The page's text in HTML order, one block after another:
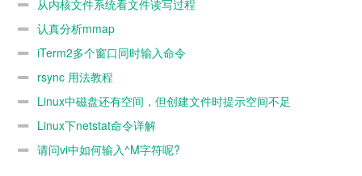
从内核文件系统看文件读写过程
认真分析mmap
iTerm2多个窗口同时输入命令
rsync 用法教程
Linux中磁盘还有空间，但创建文件时提示空间不足
Linux下netstat命令详解
请问vi中如何输入^M字符呢?